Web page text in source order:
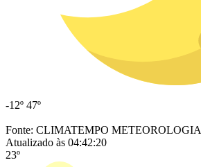
-12º 47º
Fonte: CLIMATEMPO METEOROLOGIA
Atualizado às 04:42:20
23º